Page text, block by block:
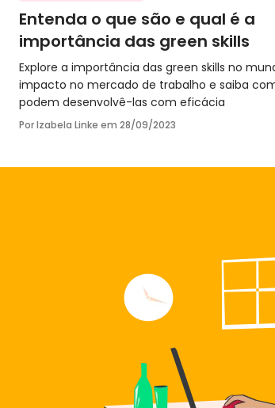
Entenda o que são e qual é a
importância das green skills
Explore a importância das green skills no
impacto no mercado de trabalho e saiba
podem desenvolvê-las com eficácia
Por Izabela Linke em 28/09/2023